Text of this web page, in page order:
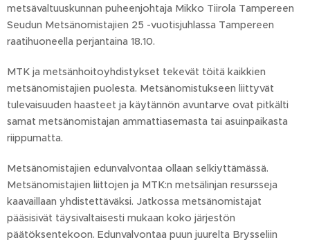
metsävaltuuskunnan puheenjohtaja Mikko Tiirola Tampereen
Seudun Metsänomistajien 25 -vuotisjuhlassa Tampereen
raatihuoneella perjantaina 18.10.
MTK ja metsänhoitoyhdistykset tekevät töitä kaikkien
metsänomistajien puolesta. Metsänomistukseen liittyvät
tulevaisuuden haasteet ja käytännön avuntarve ovat pitkälti
samat metsänomistajan ammattiasemasta tai asuinpaikasta
riippumatta.
Metsänomistajien edunvalvontaa ollaan selkiyttämässä.
Metsänomistajien liittojen ja MTK:n metsälinjan resursseja
kaavaillaan yhdistettäväksi. Jatkossa metsänomistajat
pääsisivät täysivaltaisesti mukaan koko järjestön
päätöksentekoon. Edunvalvontaa puun juurelta Brysseliin